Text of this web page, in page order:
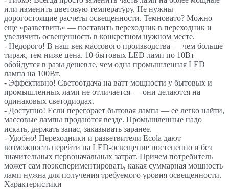
или изменить цветовую температуру. Не нужны
дорогостоящие расчеты освещенности. Темновато? Можно
еще «разветвить» — поставить переходник в переходник и
увеличить освещенность в конкретном нужном месте.
- Недорого! В наш век массового производства — чем больше
тираж, тем ниже цена. 10 бытовых LED ламп по 10Вт
обойдутся в разы дешевле, чем одна промышленная LED
лампа на 100Вт.
- Эффективно! Светоотдача на ватт мощности у бытовых и
промышленных ламп не отличается — они делаются на
одинаковых светодиодах.
- Доступно! Если перегорает бытовая лампа — ее легко найти,
массовые лампы продаются везде. Промышленные надо
искать, держать запас, заказывать заранее.
- Удобно! Переходники и разветвители Ecola дают
возможность перейти на LED-освещение постепенно и без
значительных первоначальных затрат. Причем потребитель
может сам поэкспериментировать, какая суммарная мощность
ламп нужна для получения требуемого уровня освещенности.
Характеристики